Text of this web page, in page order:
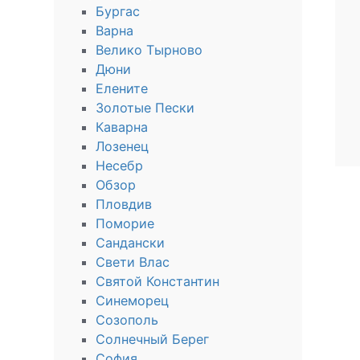
Бургас
Варна
Велико Тырново
Дюни
Елените
Золотые Пески
Каварна
Лозенец
Несебр
Обзор
Пловдив
Поморие
Сандански
Свети Влас
Святой Константин
Синеморец
Созополь
Солнечный Берег